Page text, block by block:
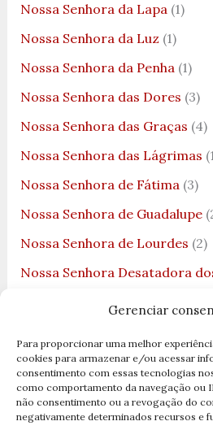
Gerenciar
Para proporcionar uma melhor
cookies para armazenar e/ou acessar
consentimento com essas tecnologias
como comportamento da navegação ou
não consentimento ou a revogação do
negativamente determinados recursos e
Nossa Senhora da Lapa(1)
Nossa Senhora da Luz (1)
Nossa Senhora da Penha(1)
Nossa Senhora das Dores (3)
Nossa Senhora das Graças (4)
Nossa Senhora das Lágrimas
Nossa Senhora de Fátima(3)
Nossa Senhora de Guadalupe
Nossa Senhora de Lourdes (2)
Nossa Senhora Desatadora
Nossa Senhora do Bom Parto
Nossa Senhora do Desterro(3)
Nossa Senhora do Ó(1)
Nossa Senhora do Rosário(1)